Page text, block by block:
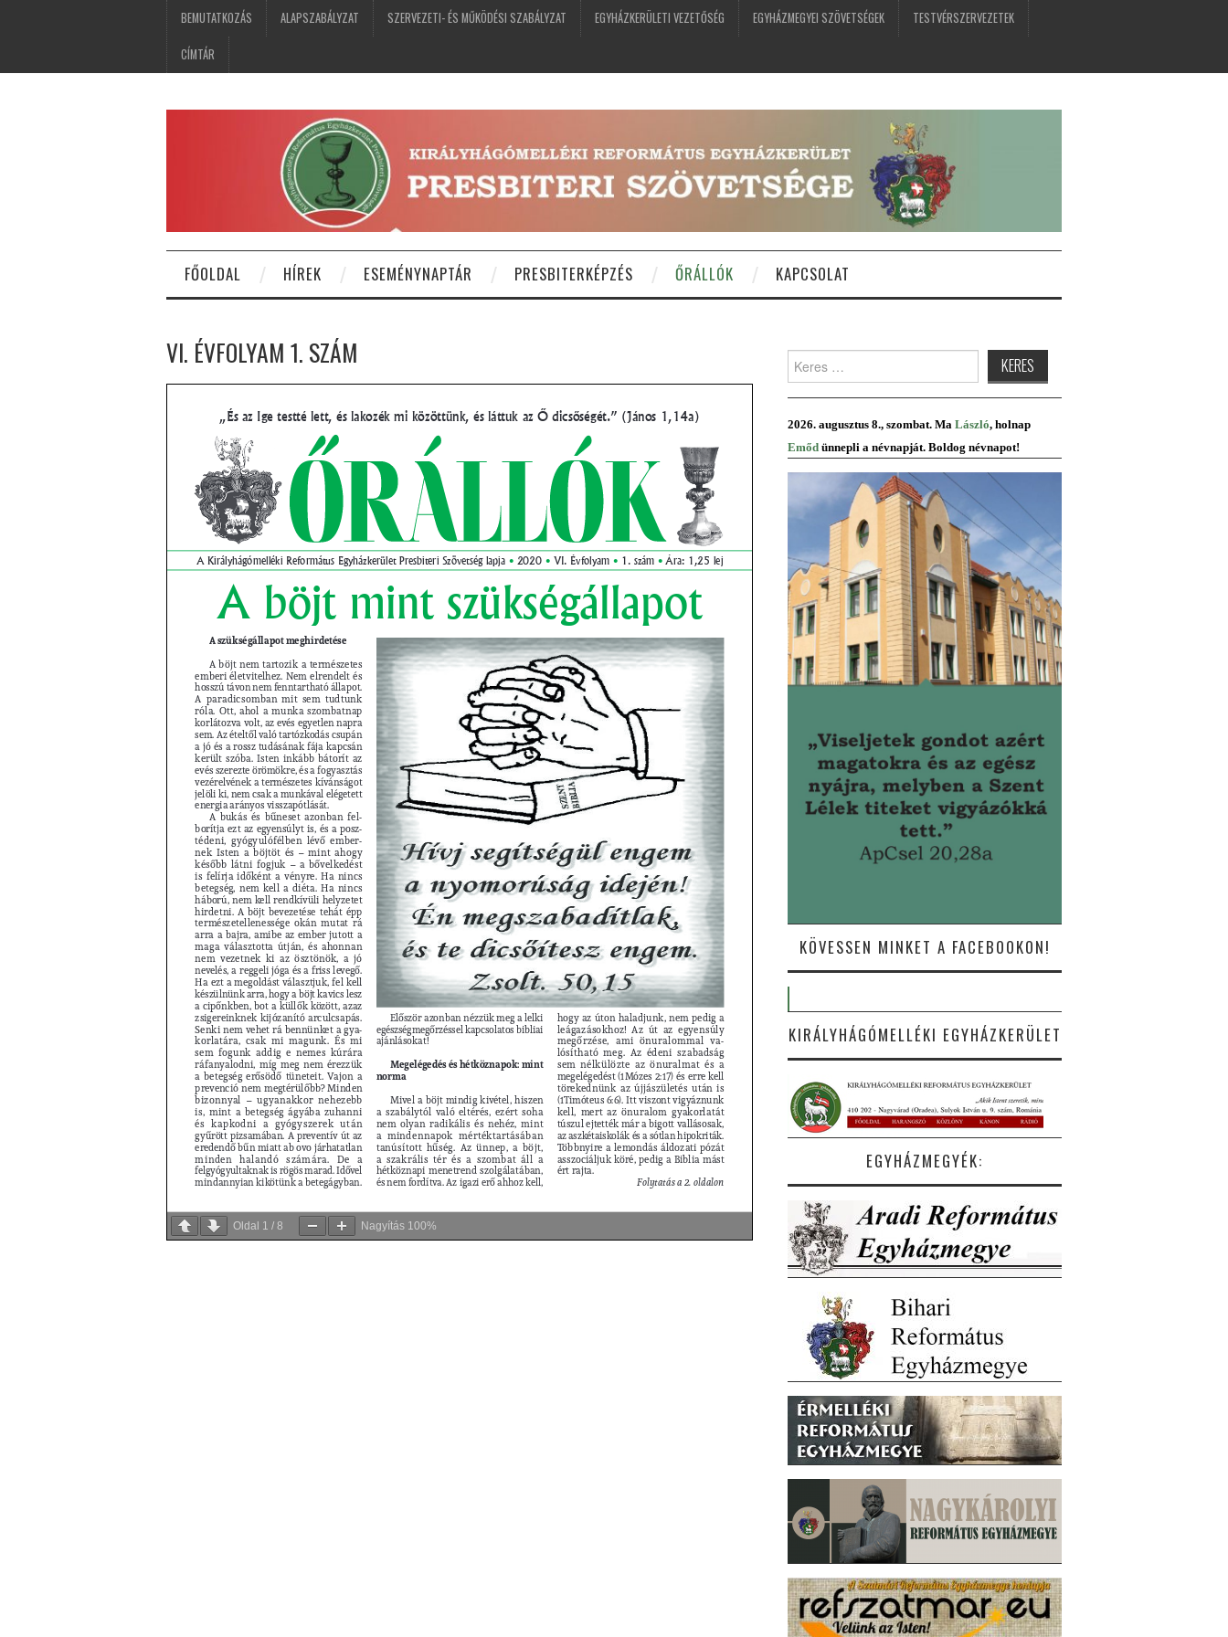
BEMUTATKOZÁS ALAPSZABÁLYZAT SZERVEZETI- ÉS MŰKÖDÉSI SZABÁLYZAT EGYHÁZKERÜLETI VEZETŐSÉG EGYHÁZMEGYEI SZÖVETSÉGEK TESTVÉRSZERVEZETEK
CÍMTÁR
FŐOLDAL HÍREK ESEMÉNYNAPTÁR PRESBITERKÉPZÉS ŐRÁLLÓK KAPCSOLAT
VI. ÉVFOLYAM 1. SZÁM
Oldal 1 / 8 Nagyítás 100%
Keres:
2026. augusztus 8., szombat. Ma László, holnap
Emőd ünnepli a névnapját. Boldog névnapot!
KÖVESSEN MINKET A FACEBOOKON!
KIRÁLYHÁGÓMELLÉKI EGYHÁZKERÜLET
EGYHÁZMEGYÉK: